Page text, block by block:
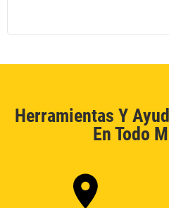
Herramientas Y
En Todo